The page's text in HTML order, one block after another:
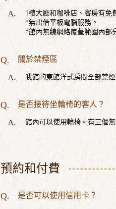
1樓大廳和咖啡店、客房有免
*無出借平板電腦服務。
*館內無線網絡覆蓋範圍內部
關於禁煙區
我館的東館洋式房間全部禁
是否接待坐輪椅的客人？
館內可以使用輪椅。有三個
預約和付費
是否可以使用信用卡？